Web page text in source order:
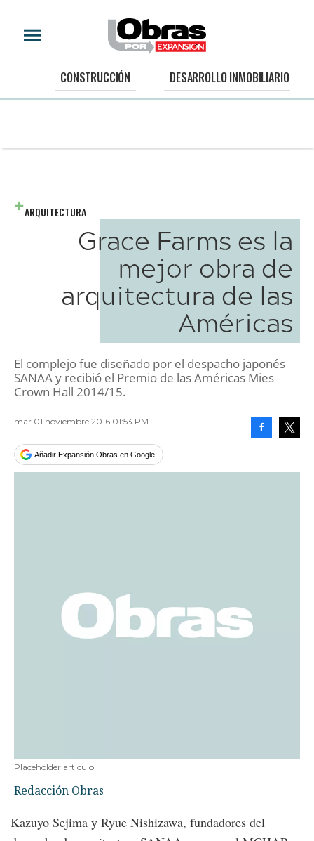
CONSTRUCCIÓN DESARROLLO INMOBILIARIO
ARQUITECTURA
Grace Farms es la
mejor obra de
arquitectura de las
Américas
El complejo fue diseñado por el despacho japonés
SANAA y recibió el Premio de las Américas Mies
Crown Hall 2014/15.
mar 01 noviembre 2016 01:53 PM
Añadir Expansión Obras en Google
Placeholder articulo
Redacción Obras
Kazuyo Sejima y Ryue Nishizawa, fundadores del